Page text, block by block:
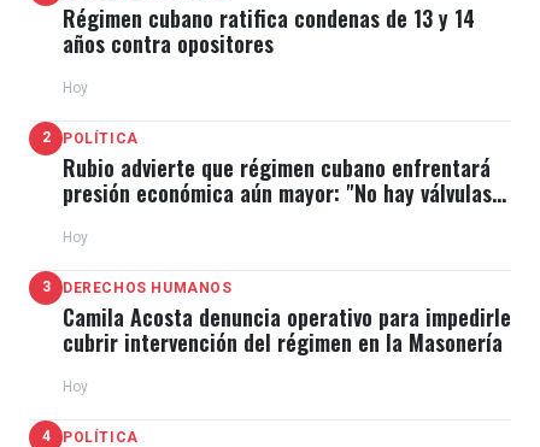
Régimen cubano ratifica condenas de 13 y 14
años contra opositores
Hoy
2 POLÍTICA
Rubio advierte que régimen cubano enfrentará
presión económica aún mayor: "No hay válvulas
Hoy
3 DERECHOS HUMANOS
Camila Acosta denuncia operativo para impedirle
cubrir intervención del régimen en la Masonería
Hoy
4 POLÍTICA